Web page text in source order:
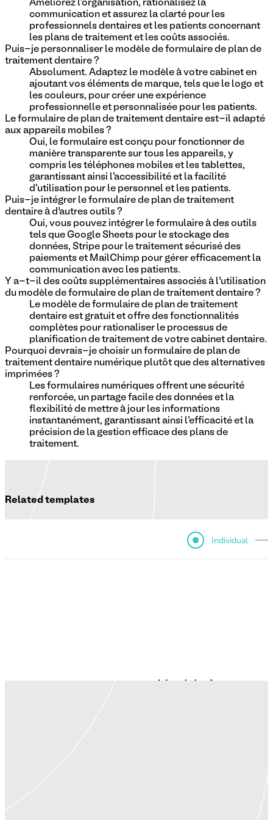
Améliorez l'organisation, rationalisez la
communication et assurez la clarté pour les
professionnels dentaires et les patients concernant
les plans de traitement et les coûts associés.
Puis-je personnaliser le modèle de formulaire de plan de
traitement dentaire ?
Absolument. Adaptez le modèle à votre cabinet en
ajoutant vos éléments de marque, tels que le logo et
les couleurs, pour créer une expérience
professionnelle et personnalisée pour les patients.
Le formulaire de plan de traitement dentaire est-il adapté
aux appareils mobiles ?
Oui, le formulaire est conçu pour fonctionner de
manière transparente sur tous les appareils, y
compris les téléphones mobiles et les tablettes,
garantissant ainsi l'accessibilité et la facilité
d'utilisation pour le personnel et les patients.
Puis-je intégrer le formulaire de plan de traitement
dentaire à d’autres outils ?
Oui, vous pouvez intégrer le formulaire à des outils
tels que Google Sheets pour le stockage des
données, Stripe pour le traitement sécurisé des
paiements et MailChimp pour gérer efficacement la
communication avec les patients.
Y a-t-il des coûts supplémentaires associés à l’utilisation
du modèle de formulaire de plan de traitement dentaire ?
Le modèle de formulaire de plan de traitement
dentaire est gratuit et offre des fonctionnalités
complètes pour rationaliser le processus de
planification de traitement de votre cabinet dentaire.
Pourquoi devrais-je choisir un formulaire de plan de
traitement dentaire numérique plutôt que des alternatives
imprimées ?
Les formulaires numériques offrent une sécurité
renforcée, un partage facile des données et la
flexibilité de mettre à jour les informations
instantanément, garantissant ainsi l'efficacité et la
précision de la gestion efficace des plans de
traitement.
Related templates